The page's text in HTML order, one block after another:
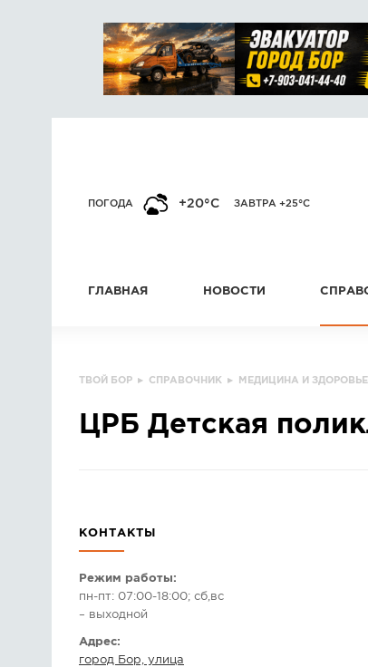
ПОГОДА +20°C ЗАВТРА +25°C
ГЛАВНАЯ НОВОСТИ
ТВОЙ БОР ▸ СПРАВОЧНИК ▸ МЕДИЦИНА И ЗДОРОВЬЕ
ЦРБ Детская
КОНТАКТЫ
Режим работы:
пн-пт: 07:00-18:00; сб,вс
– выходной
Адрес:
город Бор, улица